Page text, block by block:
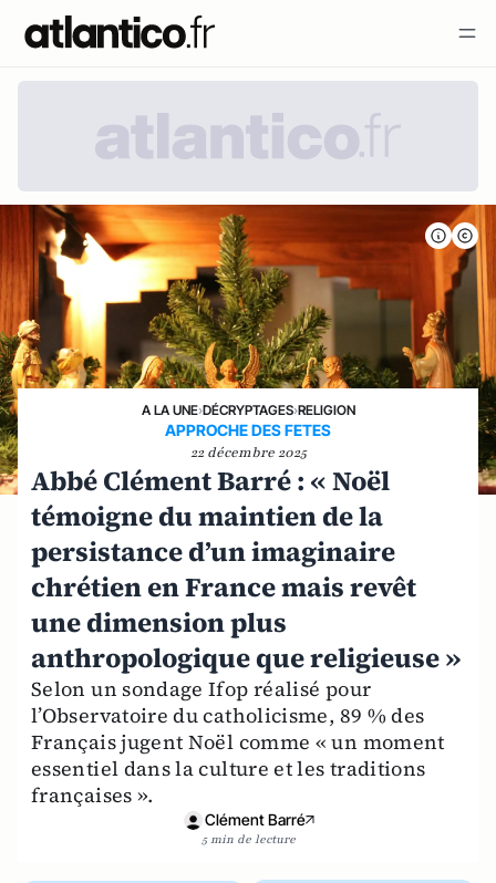
A LA UNE›DÉCRYPTAGES›RELIGION
APPROCHE DES FETES
22 décembre 2025
Abbé Clément Barré : « Noël
témoigne du maintien de la
persistance d’un imaginaire
chrétien en France mais revêt
une dimension plus
anthropologique que religieuse »
Selon un sondage Ifop réalisé pour
l’Observatoire du catholicisme, 89 % des
Français jugent Noël comme « un moment
essentiel dans la culture et les traditions
françaises ».
Clément Barré
5 min de lecture